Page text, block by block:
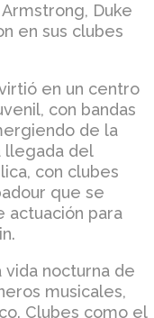
Duke
en sus clubes
en un centro
con bandas
de la
llegada del
con clubes
que se
actuación para
vida nocturna de
musicales,
Clubes como el